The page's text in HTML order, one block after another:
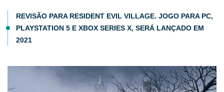
REVISÃO PARA RESIDENT EVIL VILLAGE. JOGO PARA PC,
PLAYSTATION 5 E XBOX SERIES X, SERÁ LANÇADO EM
2021